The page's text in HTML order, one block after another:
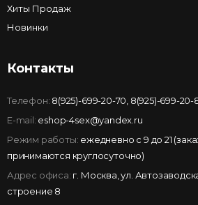
Хиты Продаж
Новинки
Контакты
Телефон: 8(925)-699-20-70 8(925)-699-20-
E-mail: eshop-4sex@yandex.ru
Режим работы: ежедневно с 9 до 21
принимаются круглосуточно)
Адрес офиса: г. Москва, ул.
строение 8